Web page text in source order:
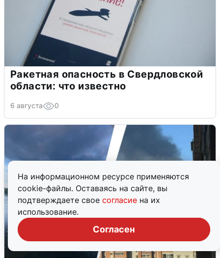
На информационном ресурсе применяются
cookie-файлы. Оставаясь на сайте, вы
подтверждаете свое согласие на их
использование.
Согласен
Ракетная опасность в Свердловской
области: что известно
6 августа 0